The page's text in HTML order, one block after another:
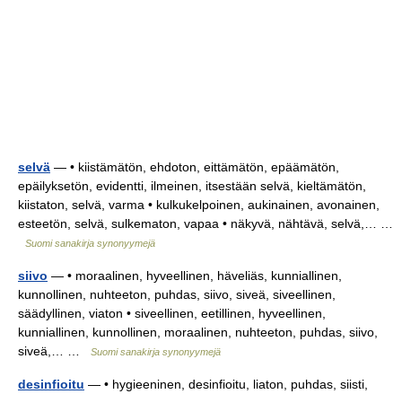
selvä — • kiistämätön, ehdoton, eittämätön, epäämätön,
epäilyksetön, evidentti, ilmeinen, itsestään selvä, kieltämätön,
kiistaton, selvä, varma • kulkukelpoinen, aukinainen, avonainen,
esteetön, selvä, sulkematon, vapaa • näkyvä, nähtävä, selvä,… …
Suomi sanakirja synonyymejä
siivo — • moraalinen, hyveellinen, häveliäs, kunniallinen,
kunnollinen, nuhteeton, puhdas, siivo, siveä, siveellinen,
säädyllinen, viaton • siveellinen, eetillinen, hyveellinen,
kunniallinen, kunnollinen, moraalinen, nuhteeton, puhdas, siivo,
siveä,… …
Suomi sanakirja synonyymejä
desinfioitu — • hygieeninen, desinfioitu, liaton, puhdas, siisti,